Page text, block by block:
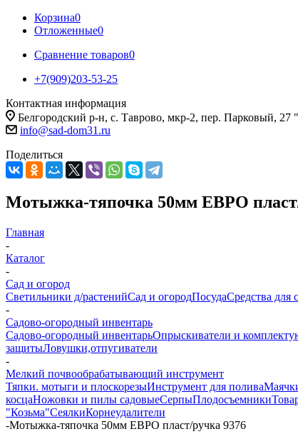
Корзина0
Отложенные0
Сравнение товаров0
+7(909)203-53-25
Контактная информация
Белгородский р-н, с. Таврово, мкр-2, пер. Парковый, 27
info@sad-dom31.ru
Поделиться
Мотыжка-тяпочка 50мм ЕВРО
Главная
-
Каталог
-
Сад и огород
Светильники д/растенийСад и огородПосудаСредства для
-
Садово-огородный инвентарь
Садово-огородный инвентарьОпрыскиватели и
защитыЛовушки,отпугиватели
-
Мелкий почвообрабатывающий инструмент
Тяпки. мотыги и плоскорезыИнструмент для полива
косцаНожовки и пилы садовыеСерпыПлодосъемники
"Козьма"СеялкиКорнеудалители
-Мотыжка-тяпочка 50мм ЕВРО пласт/ручка 9376